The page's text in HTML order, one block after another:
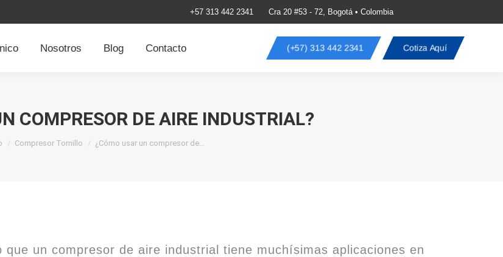
+57 313 442 2341 Cra 20 #53 - 72, Bogotá • Colombia
Nosotros Blog Contacto (+57) 313 442 2341 Cotiza Aquí
COMPRESOR DE AIRE INDUSTRIAL?
aquí:
Compresor Tornillo ¿Cómo usar un compresor de…
un compresor de aire industrial tiene muchísimas aplicaciones en